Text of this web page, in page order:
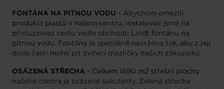
FONTÁNA NA PITNOU VODU - Abychom omezili
produkci plastů v našem centru, instalovali jsme na
přístupovou cestu vedle obchodu Lindt fontánu na
pitnou vodu. Fontána je speciálně navržena tak, aby z její
dolní části mohli pít zvířecí mazlíčky našich zákazníků.
OSÁZENÁ STŘECHA - Celkem 1890 m2 střešní plochy
našeho centra je osázené sukulenty. Zelená střecha